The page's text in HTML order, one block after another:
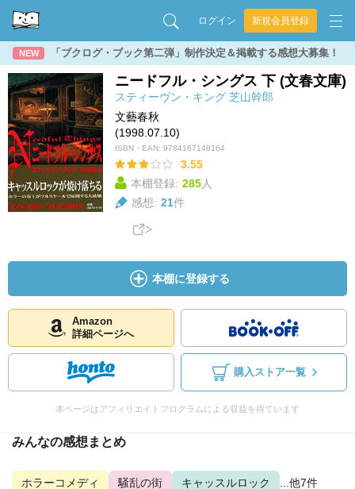
ログイン 新規会員登録
NEW 「ブクログ・ブック第二弾」制作決定＆掲載する感想大募集！
ニードフル・シングス 下 (文春文庫)
スティーヴン・キング 芝山幹郎
文藝春秋
(1998.07.10)
ISBN・EAN: 9784167148164
3.55
本棚登録: 285人
感想: 21件
本棚に登録する
Amazon
詳細ページへ
購入ストア一覧
本ページはアフィリエイトプログラムによる収益を得ています
みんなの感想まとめ
ホラーコメディ 騒乱の街 キャッスルロック ...他7件